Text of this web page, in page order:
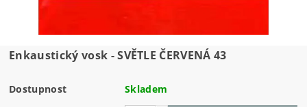
Enkaustický vosk - SVĚTLE ČERVENÁ 43
Dostupnost Skladem